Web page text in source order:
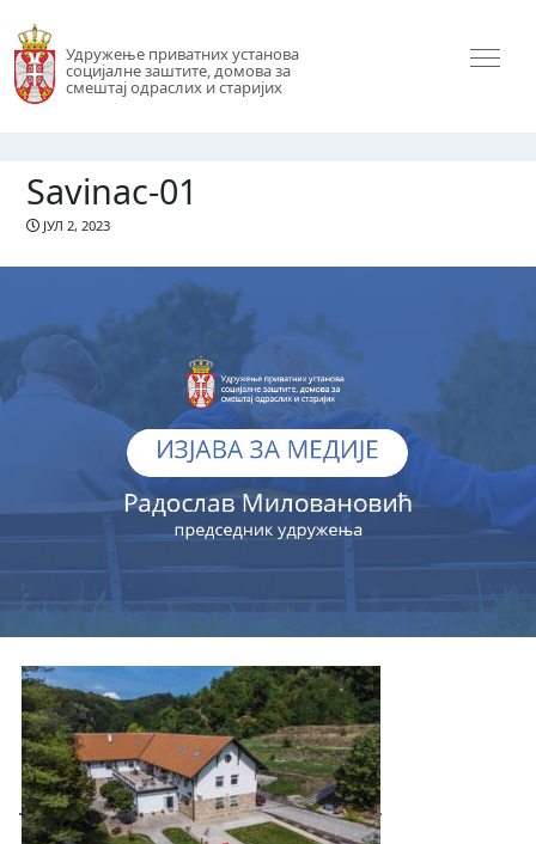
Удружење приватних установа
социјалне заштите, домова за
смештај одраслих и старијих
Savinac-01
ЈУЛ 2, 2023